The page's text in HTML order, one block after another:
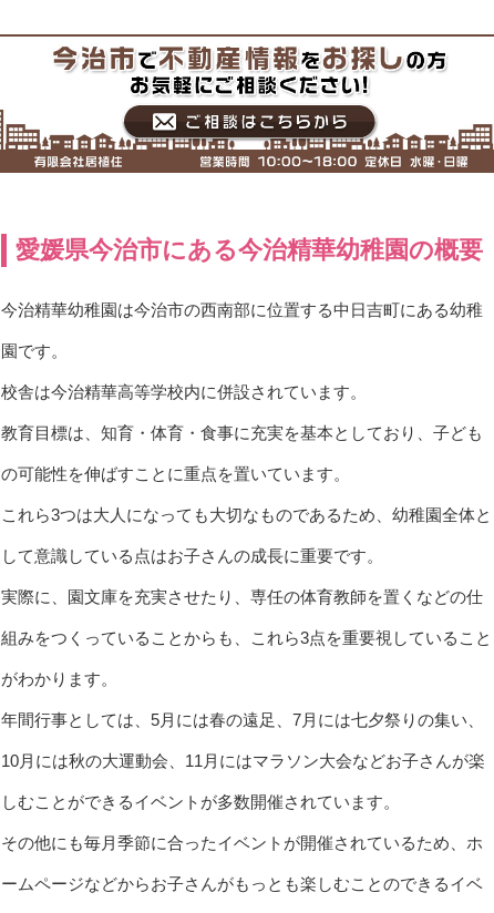
愛媛県今治市にある今治精華幼稚園の概要
今治精華幼稚園は今治市の西南部に位置する中日吉町にある幼稚
園です。
校舎は今治精華高等学校内に併設されています。
教育目標は、知育・体育・食事に充実を基本としており、子ども
の可能性を伸ばすことに重点を置いています。
これら3つは大人になっても大切なものであるため、幼稚園全体と
して意識している点はお子さんの成長に重要です。
実際に、園文庫を充実させたり、専任の体育教師を置くなどの仕
組みをつくっていることからも、これら3点を重要視していること
がわかります。
年間行事としては、5月には春の遠足、7月には七夕祭りの集い、
10月には秋の大運動会、11月にはマラソン大会などお子さんが楽
しむことができるイベントが多数開催されています。
その他にも毎月季節に合ったイベントが開催されているため、ホ
ームページなどからお子さんがもっとも楽しむことのできるイベ